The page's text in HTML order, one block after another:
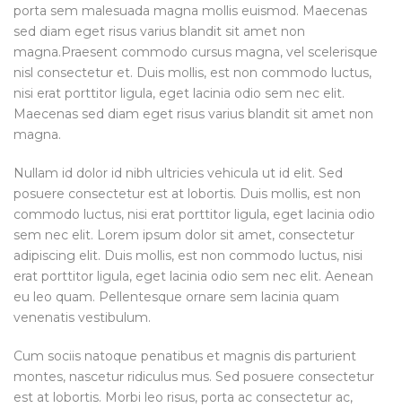
porta sem malesuada magna mollis euismod. Maecenas
sed diam eget risus varius blandit sit amet non
magna.Praesent commodo cursus magna, vel scelerisque
nisl consectetur et. Duis mollis, est non commodo luctus,
nisi erat porttitor ligula, eget lacinia odio sem nec elit.
Maecenas sed diam eget risus varius blandit sit amet non
magna.
Nullam id dolor id nibh ultricies vehicula ut id elit. Sed
posuere consectetur est at lobortis. Duis mollis, est non
commodo luctus, nisi erat porttitor ligula, eget lacinia odio
sem nec elit. Lorem ipsum dolor sit amet, consectetur
adipiscing elit. Duis mollis, est non commodo luctus, nisi
erat porttitor ligula, eget lacinia odio sem nec elit. Aenean
eu leo quam. Pellentesque ornare sem lacinia quam
venenatis vestibulum.
Cum sociis natoque penatibus et magnis dis parturient
montes, nascetur ridiculus mus. Sed posuere consectetur
est at lobortis. Morbi leo risus, porta ac consectetur ac,